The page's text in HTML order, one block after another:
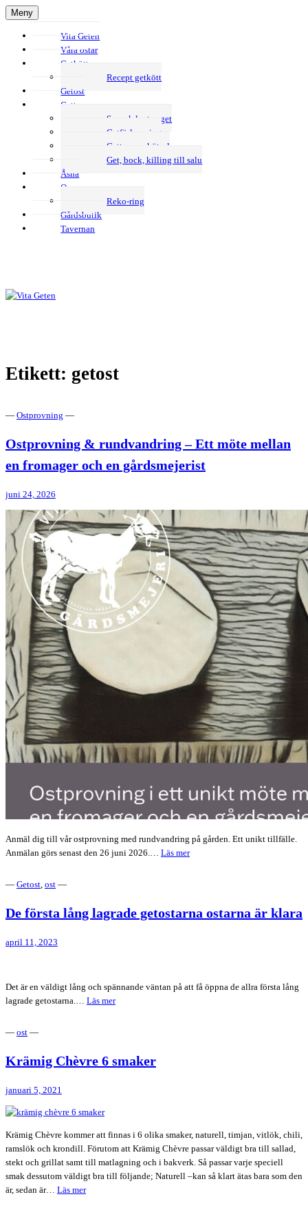
Hoppa
innehåll
Meny
Vita Geten
Våra ostar
Getkött
Recept getkött
Getost
Getter
Svensk lantrasget
Getförlossning
Getternas skötsel
Get, bock, killing till salu
Åsna
Om oss
Reko-ring
Gårdsbutik
Tavernan
Etikett: getost
— Ostprovning —
Ostprovning & rundvandring – Ett möte mellan
en fromager och en gårdsmejerist
juni 24, 2026
Anmäl dig till vår ostprovning med rundvandring på gården. Ett unikt tillfälle.
Anmälan görs senast den 26 juni 2026.… Läs merOstprovning
möte
en
— Getost ost —
De första lång lagrade getostarna ostarna är klara
april 11, 2023
Det är en väldigt lång och spännande väntan på att få öppna de allra första lång
lagrade getostarna.… Läs merDe
getostarna
ostarna
— ost —
Krämig Chèvre 6 smaker
januari 5, 2021
Krämig Chèvre kommer att finnas i 6 olika smaker, naturell, timjan, vitlök, chili,
ramslök och krondill. Förutom att Krämig Chèvre passar väldigt bra till sallad,
stekt och grillat samt till matlagning och i bakverk. Så passar varje speciell
smak dessutom väldigt bra till följande; Naturell –kan så klart ätas bara som den
är, sedan är… Läs merKrämig